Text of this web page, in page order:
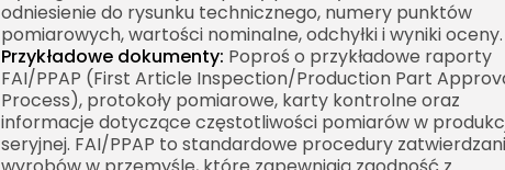
odniesienie do rysunku technicznego, numery punktów
pomiarowych, wartości nominalne, odchyłki i wyniki oceny.
Przykładowe dokumenty: Poproś o przykładowe raporty
FAI/PPAP (First Article Inspection/Production Part
Process), protokoły pomiarowe, karty kontrolne oraz
informacje dotyczące częstotliwości pomiarów w
seryjnej. FAI/PPAP to standardowe procedury